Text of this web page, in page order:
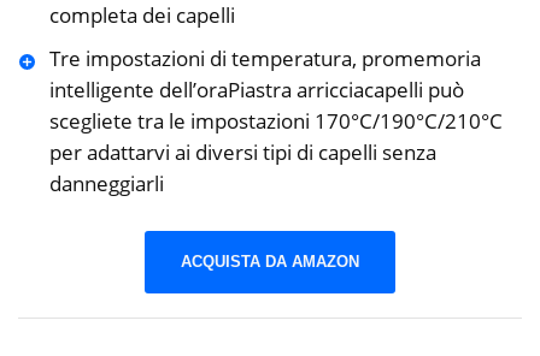
completa dei capelli
Tre impostazioni di temperatura, promemoria
intelligente dell’oraPiastra arricciacapelli può
scegliete tra le impostazioni 170°C/190°C/210°C
per adattarvi ai diversi tipi di capelli senza
danneggiarli
ACQUISTA DA AMAZON